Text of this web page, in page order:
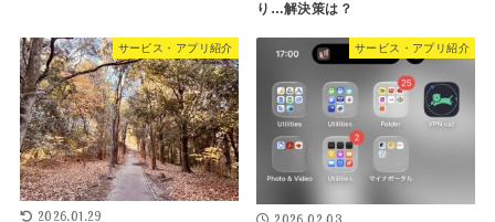
り…解決策は？
サービス・アプリ紹介
2026.01.29
サービス・アプリ紹介